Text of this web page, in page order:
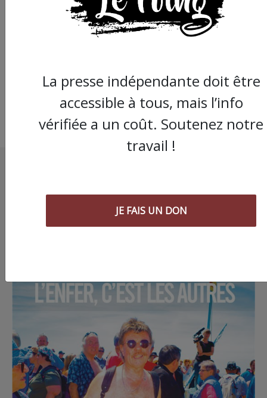
Mettre dans sa
avec son mouchoir
La presse indépendante doit être
accessible à tous, mais l’info
vérifiée a un coût. Soutenez notre
travail !
JE FAIS UN DON